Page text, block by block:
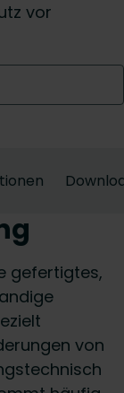
vor
gefertigtes,
von